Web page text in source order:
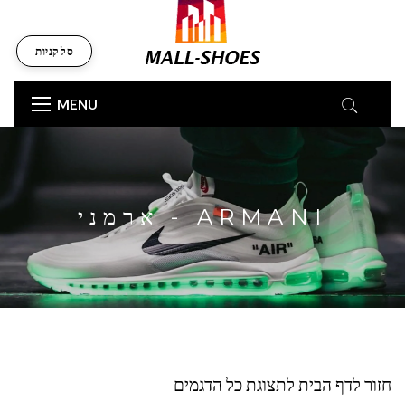
MENU
סל קניות
ARMANI - ארמני
חזור לדף הבית לתצוגת כל הדגמים